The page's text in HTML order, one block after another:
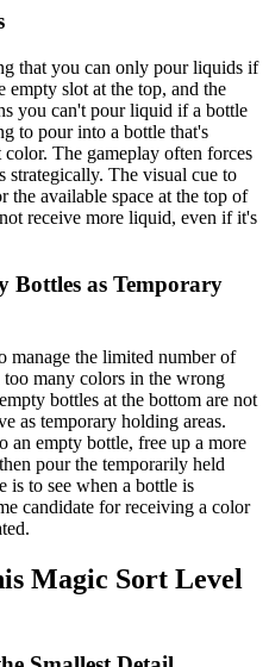
that you can only pour liquids if
empty slot at the top, and the
you can't pour liquid if a bottle
to pour into a bottle that's
The gameplay often forces
strategically. The visual cue to
available space at the top of
receive more liquid, even if it's
Bottles as Temporary
manage the limited number of
many colors in the wrong
bottles at the bottom are not
as temporary holding areas.
an empty bottle, free up a more
pour the temporarily held
is to see when a bottle is
candidate for receiving a color
Magic Sort Level